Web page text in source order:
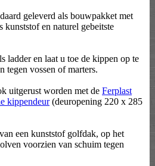
geleverd als bouwpakket met
en naturel gebeitste
ladder en laat u toe de kippen op te
tegen vossen of marters.
uitgerust worden met de Ferplast
kippendeur(deuropening 220 x 285
een kunststof golfdak, op het
voorzien van schuim tegen